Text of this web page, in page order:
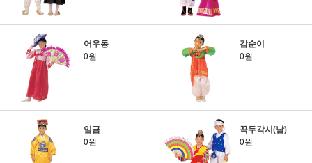
어우동
0원
갑순이
0원
임금
0원
꼭두각시(남)
0원